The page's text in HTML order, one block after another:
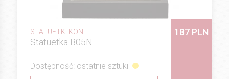
STATUETKI KONI
Statuetka B05N
187 PLN
Dostępność: ostatnie sztuki